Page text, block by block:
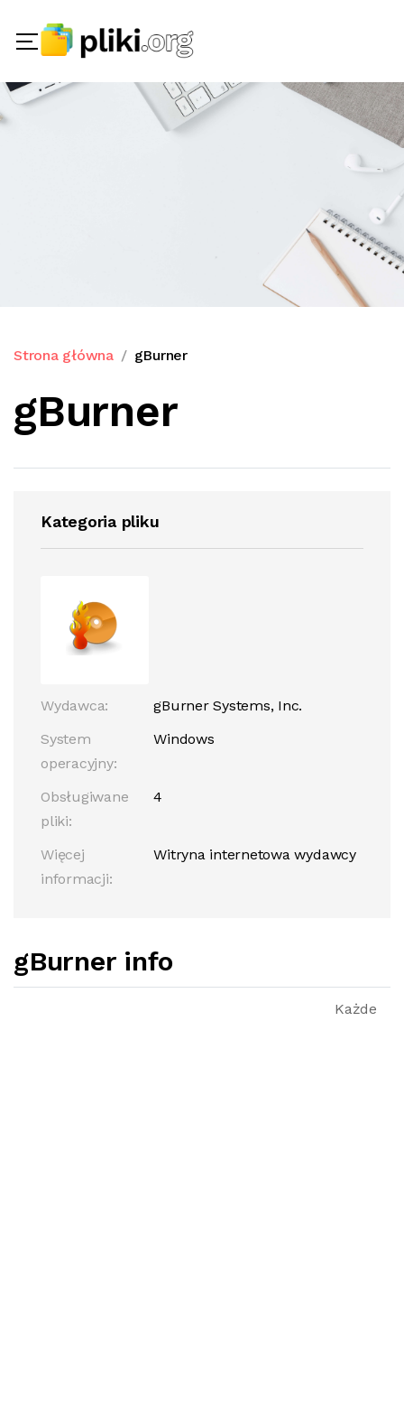
Strona główna gBurner
gBurner
Kategoria pliku
Wydawca:
gBurner Systems, Inc.
System
operacyjny:
Windows
Obsługiwane
pliki:
4
Więcej
informacji:
Witryna internetowa wydawcy
gBurner info
Każde